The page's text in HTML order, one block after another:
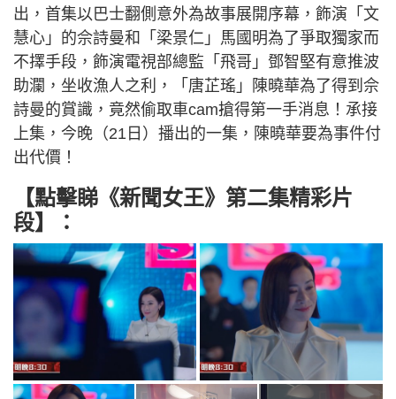
出，首集以巴士翻側意外為故事展開序幕，飾演「文
慧心」的佘詩曼和「梁景仁」馬國明為了爭取獨家而
不擇手段，飾演電視部總監「飛哥」鄧智堅有意推波
助瀾，坐收漁人之利，「唐芷瑤」陳曉華為了得到佘
詩曼的賞識，竟然偷取車cam搶得第一手消息！承接
上集，今晚（21日）播出的一集，陳曉華要為事件付
出代價！
【點擊睇《新聞女王》第二集精彩片
段】：